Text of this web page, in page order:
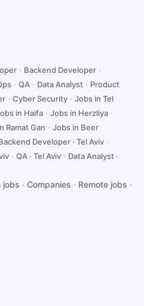
· Backend Developer ·
· QA · Data Analyst · Product
· Cyber Security · Jobs in Tel
in Haifa · Jobs in Herzliya ·
Ramat Gan · Jobs in Beer
Developer · Tel Aviv ·
· QA · Tel Aviv · Data Analyst ·
jobs · Companies · Remote jobs ·